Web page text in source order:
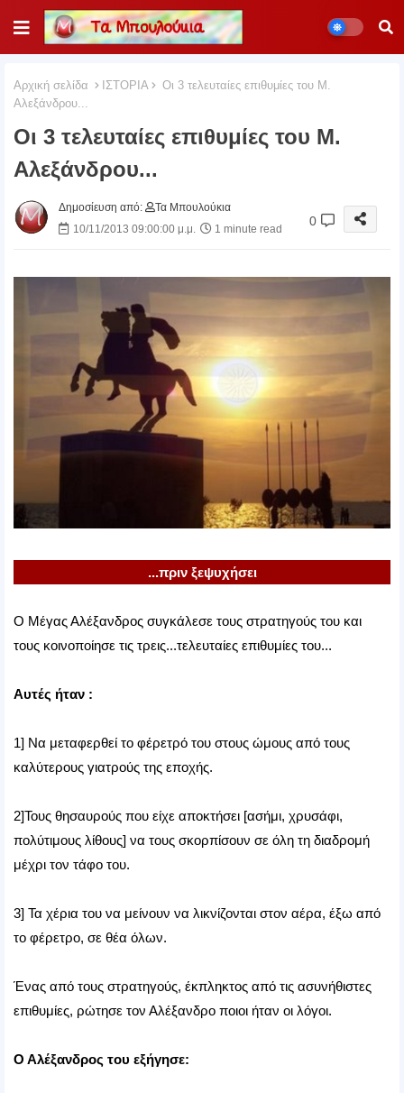
Αρχική σελίδα ΙΣΤΟΡΙΑ
Oι 3 τελευταίες επιθυμίες του Μ.
Αλεξάνδρου...
Oι 3 τελευταίες επιθυμίες του Μ.
Αλεξάνδρου...
Δημοσίευση από:
Τα Μπουλούκια
10/11/2013 09:00:00 μ.μ.
1 minute read
0
...πριν ξεψυχήσει
Ο Μέγας Αλέξανδρος συγκάλεσε τους στρατηγούς του και
τους κοινοποίησε τις τρεις...τελευταίες επιθυμίες του...
Αυτές ήταν :
1] Να μεταφερθεί το φέρετρό του στους ώμους από τους
καλύτερους γιατρούς της εποχής.
2]Τους θησαυρούς που είχε αποκτήσει [ασήμι, χρυσάφι,
πολύτιμους λίθους] να τους σκορπίσουν σε όλη τη διαδρομή
μέχρι τον τάφο του.
3] Τα χέρια του να μείνουν να λικνίζονται στον αέρα, έξω από
το φέρετρο, σε θέα όλων.
Ένας από τους στρατηγούς, έκπληκτος από τις ασυνήθιστες
επιθυμίες, ρώτησε τον Αλέξανδρο ποιοι ήταν οι λόγοι.
Ο Αλέξανδρος του εξήγησε: